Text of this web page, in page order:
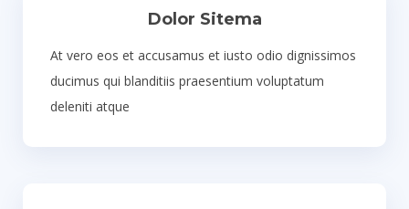
Dolor Sitema
At vero eos et accusamus et iusto odio dignissimos
ducimus qui blanditiis praesentium voluptatum
deleniti atque